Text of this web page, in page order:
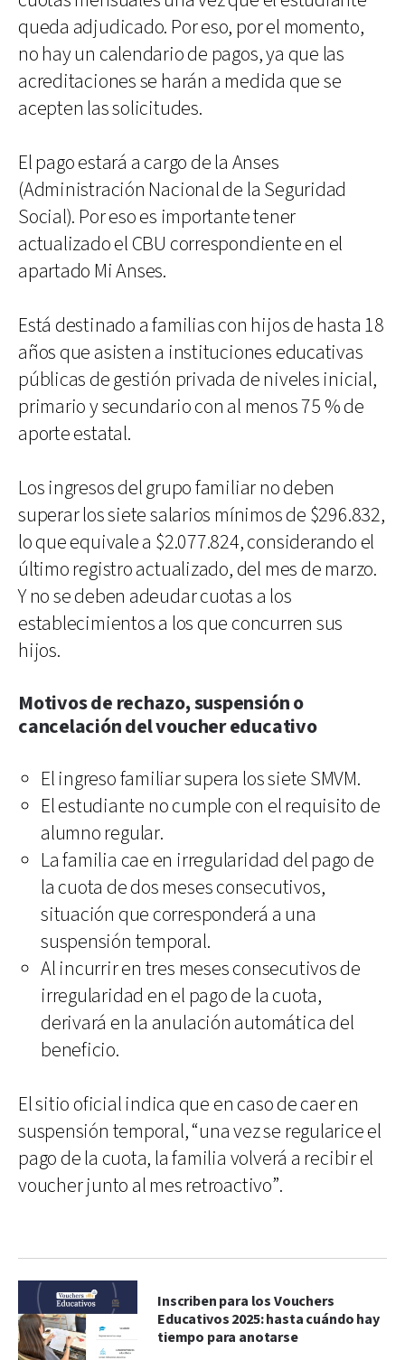
queda adjudicado. Por eso, por el momento,
no hay un calendario de pagos, ya que las
acreditaciones se harán a medida que se
acepten las solicitudes.
El pago estará a cargo de la Anses
(Administración Nacional de la Seguridad
Social). Por eso es importante tener
actualizado el CBU correspondiente en el
apartado Mi Anses.
Está destinado a familias con hijos de hasta 18
años que asisten a instituciones educativas
públicas de gestión privada de niveles inicial,
primario y secundario con al menos 75 % de
aporte estatal.
Los ingresos del grupo familiar no deben
superar los siete salarios mínimos de $296.832,
lo que equivale a $2.077.824, considerando el
último registro actualizado, del mes de marzo.
Y no se deben adeudar cuotas a los
establecimientos a los que concurren sus
hijos.
Motivos de rechazo, suspensión o
cancelación del voucher educativo
El ingreso familiar supera los siete SMVM.
El estudiante no cumple con el requisito de
alumno regular.
La familia cae en irregularidad del pago de
la cuota de dos meses consecutivos,
situación que corresponderá a una
suspensión temporal.
Al incurrir en tres meses consecutivos de
irregularidad en el pago de la cuota,
derivará en la anulación automática del
beneficio.
El sitio oficial indica que en caso de caer en
suspensión temporal, “una vez se regularice el
pago de la cuota, la familia volverá a recibir el
voucher junto al mes retroactivo”.
Inscriben para los Vouchers
Educativos 2025: hasta cuándo hay
tiempo para anotarse